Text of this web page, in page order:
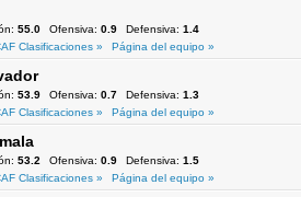
55.0 Ofensiva: 0.9 Defensiva: 1.4
Clasificaciones »
Página del equipo »
53.9 Ofensiva: 0.7 Defensiva: 1.3
Clasificaciones »
Página del equipo »
53.2 Ofensiva: 0.9 Defensiva: 1.5
Clasificaciones »
Página del equipo »